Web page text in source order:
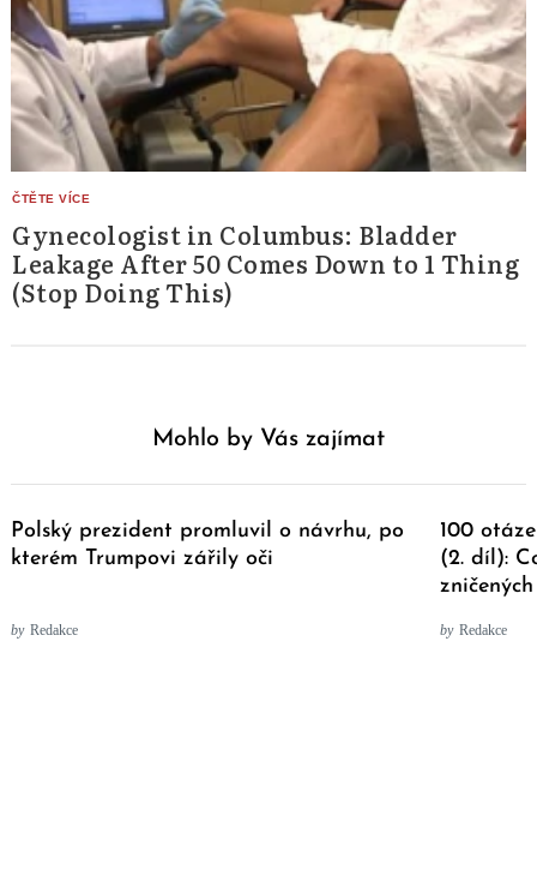
Gynecologist in Columbus: Bladder
Leakage After 50 Comes Down to 1 Thing
(Stop Doing This)
Mohlo by Vás zajímat
Polský prezident promluvil o návrhu, po
kterém Trumpovi zářily oči
by Redakce
100
(2. díl):
by Redakce